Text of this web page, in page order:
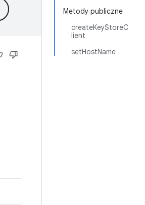
Metody publiczne
createKeyStoreC
lient
setHostName